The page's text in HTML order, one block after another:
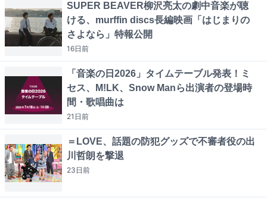
SUPER BEAVER柳沢亮太の劇中音楽が聴
ける、murffin discs長編映画「はじまりの
さよなら」特報公開
16日前
「音楽の日2026」タイムテーブル発表！ミ
セス、M!LK、Snow Manら出演者の登場時
間・歌唱曲は
21日前
＝LOVE、話題の防犯グッズで不審者役の出
川哲朗を撃退
23日前